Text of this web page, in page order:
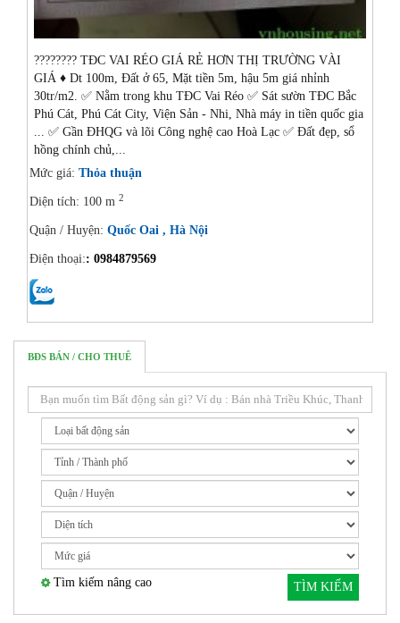
???????? TĐC VAI RÉO GIÁ RẺ HƠN THỊ TRƯỜNG VÀI
GIÁ ♦️ Dt 100m, Đất ở 65, Mặt tiền 5m, hậu 5m giá nhỉnh
30tr/m2. ✅ Nằm trong khu TĐC Vai Réo ✅️ Sát sườn TĐC Bắc
Phú Cát, Phú Cát City, Viện Sản - Nhi, Nhà máy in tiền quốc gia
... ✅️ Gần ĐHQG và lõi Công nghệ cao Hoà Lạc ✅️ Đất đẹp, sổ
hồng chính chủ,...
Mức giá: Thỏa thuận
Diện tích: 100 m 2
Quận / Huyện: Quốc Oai , Hà Nội
Điện thoại:: 0984879569
14/08/2024
BĐS BÁN / CHO THUÊ
Tìm kiếm nâng cao TÌM KIẾM